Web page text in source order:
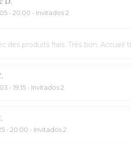
- 20:00 - Invitados 2
des produits frais. Très bon.
- 19:15 - Invitados 2
- 20:00 - Invitados 2